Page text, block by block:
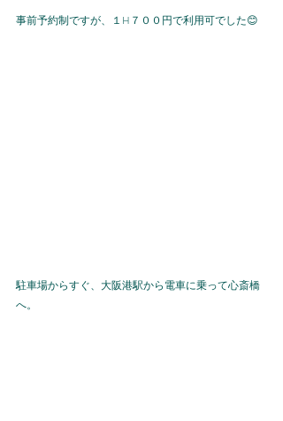
事前予約制ですが、１ H ７００円で利用可でした😊
駐車場からすぐ、大阪港駅から電車に乗って心斎橋
へ。